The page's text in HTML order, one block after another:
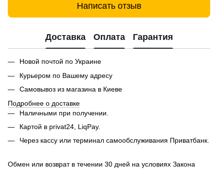
Написать отзыв
Доставка Оплата Гарантия
Новой почтой по Украине
Курьером по Вашему адресу
Самовывоз из магазина в Киеве
Подробнее о доставке
Наличными при получении.
Картой в privat24, LiqPay.
Через кассу или терминал самообслуживания Приватбанк.
Обмен или возврат в течении 30 дней на условиях Закона